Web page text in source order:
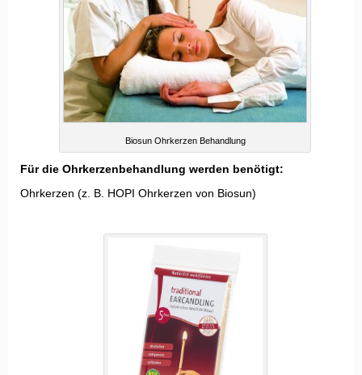
Biosun Ohrkerzen Behandlung
Für die Ohrkerzenbehandlung werden benötigt:
Ohrkerzen (z. B. HOPI Ohrkerzen von Biosun)